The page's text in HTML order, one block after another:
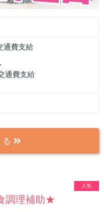
通費支給
通費支給
人気
調理補助★